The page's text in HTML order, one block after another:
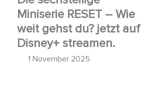
Miniserie RESET – Wie
weit gehst du? jetzt auf
Disney+ streamen.
1 November 2025